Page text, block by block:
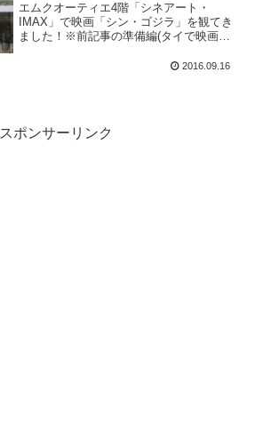
エムクオーティエ4階「シネアート・
IMAX」で映画「シン・ゴジラ」を観てき
ました！※前記事の準備編(タイで映画を
トまとめ。・寒いので上着を忘れず2016.09.16
スポンサーリンク